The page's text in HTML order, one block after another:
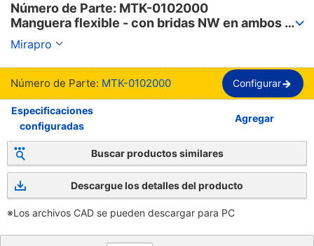
Número de Parte: MTK-0102000
Manguera flexible - con bridas NW en ambos
lados, MTK
Mirapro
Número de Parte: MTK-0102000 Configurar
Especificaciones
configuradas
Agregar
Buscar productos similares
Descargue los detalles del producto
※Los archivos CAD se pueden descargar para PC